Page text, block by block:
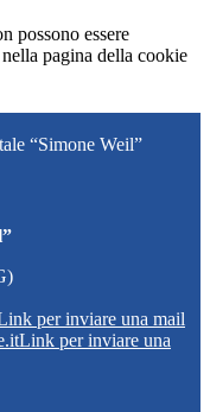
possono essere
pagina della cookie
“Simone Weil”
per inviare una mail
Link per inviare una